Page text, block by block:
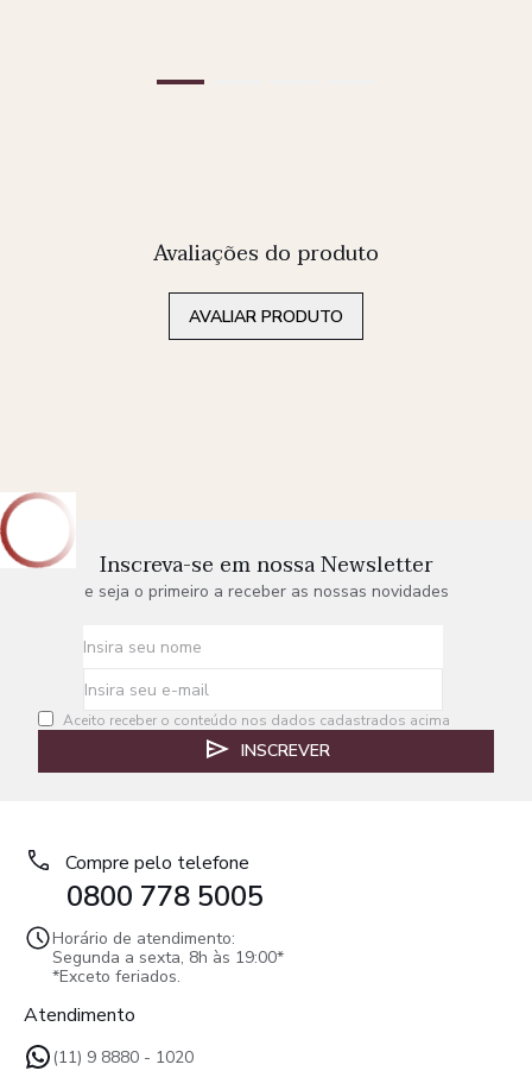
Avaliações do produto
AVALIAR PRODUTO
Inscreva-se em nossa Newsletter
e seja o primeiro a receber as nossas novidades
Aceito receber o conteúdo nos dados cadastrados acima
INSCREVER
Compre pelo telefone
0800 778 5005
Horário de atendimento:
Segunda a sexta, 8h às 19:00*
*Exceto feriados.
Atendimento
(11) 9 8880 - 1020